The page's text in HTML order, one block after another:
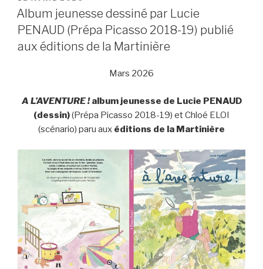
LE
Album jeunesse dessiné par Lucie
PENAUD (Prépa Picasso 2018-19) publié
aux éditions de la Martinière
Mars 2026
A L’AVENTURE !album jeunesse de Lucie PENAUD
(dessin)(Prépa Picasso 2018-19) et Chloé ELOI
(scénario) paru aux éditions de la Martinière